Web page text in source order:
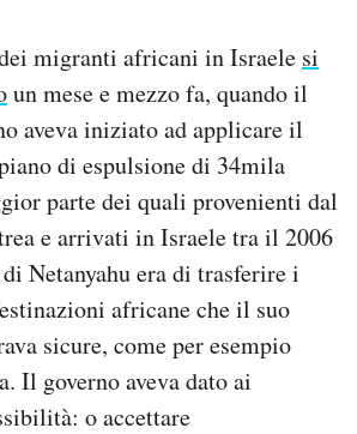
migranti africani in Israele si
un mese e mezzo fa, quando il
aveva iniziato ad applicare il
di espulsione di 34mila
parte dei quali provenienti dal
e arrivati in Israele tra il 2006
Netanyahu era di trasferire i
africane che il suo
sicure, come per esempio
Il governo aveva dato ai
o accettare